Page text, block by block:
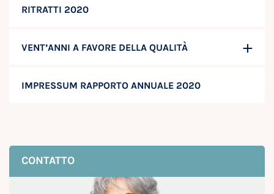
RITRATTI 2020
VENT’ANNI A FAVORE DELLA QUALITÀ
IMPRESSUM RAPPORTO ANNUALE 2020
CONTATTO